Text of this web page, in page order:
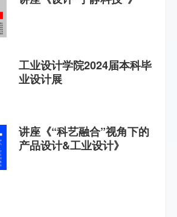
工业设计学院2024届本科毕
业设计展
讲座《“科艺融合”视角下的
产品设计&工业设计》